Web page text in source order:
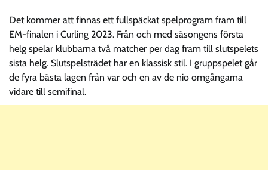
Det kommer att finnas ett fullspäckat spelprogram fram till
EM-finalen i Curling 2023. Från och med säsongens första
helg spelar klubbarna två matcher per dag fram till slutspelets
sista helg. Slutspelsträdet har en klassisk stil. I gruppspelet går
de fyra bästa lagen från var och en av de nio omgångarna
vidare till semifinal.